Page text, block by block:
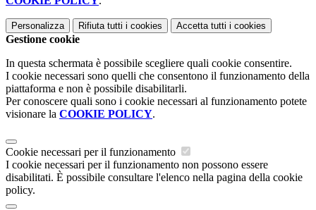
Personalizza Rifiuta tutti i cookies Accetta tutti i cookies
Gestione cookie
In questa schermata è possibile scegliere quali cookie consentire.
I cookie necessari sono quelli che consentono il funzionamento della
piattaforma e non è possibile disabilitarli.
Per conoscere quali sono i cookie necessari al funzionamento potete
visionare la COOKIE POLICY.
Cookie necessari per il funzionamento
I cookie necessari per il funzionamento non possono essere
disabilitati. È possibile consultare l'elenco nella pagina della cookie
policy.